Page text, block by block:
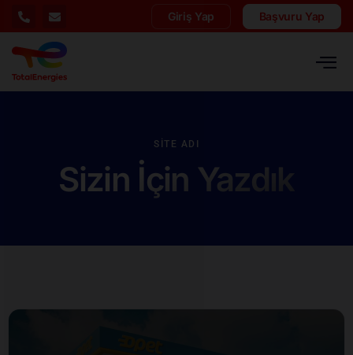
Giriş Yap Başvuru Yap
SITE ADI
Sizin İçin Yazdık